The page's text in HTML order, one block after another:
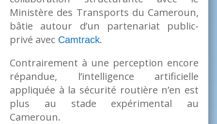
Ministère des Transports du Cameroun,
bâtie autour d’un partenariat public-
privé avec Camtrack.
Contrairement à une perception encore
répandue, l’intelligence artificielle
appliquée à la sécurité routière n’en est
plus au stade expérimental au
Cameroun.